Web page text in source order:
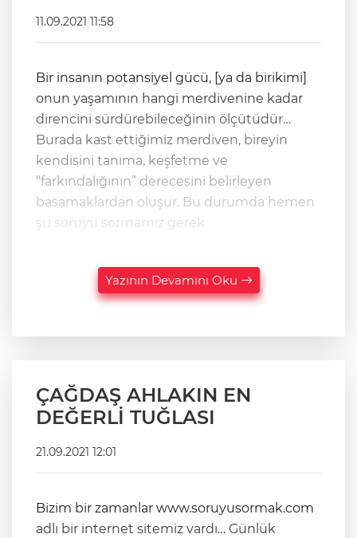
11.09.2021 11:58
Bir insanın potansiyel gücü, [ya da birikimi]
onun yaşamının hangi merdivenine kadar
direncini sürdürebileceğinin ölçütüdür…
Burada kast ettiğimiz merdiven, bireyin
kendisini tanıma, keşfetme ve
“farkındalığının” derecesini belirleyen
basamaklardan oluşur. Bu durumda hemen
şu soruyu sormamız gerek
Yazının Devamını Oku
ÇAĞDAŞ AHLAKIN EN
DEĞERLİ TUĞLASI
21.09.2021 12:01
Bizim bir zamanlar www.soruyusormak.com
adlı bir internet sitemiz vardı… Günlük